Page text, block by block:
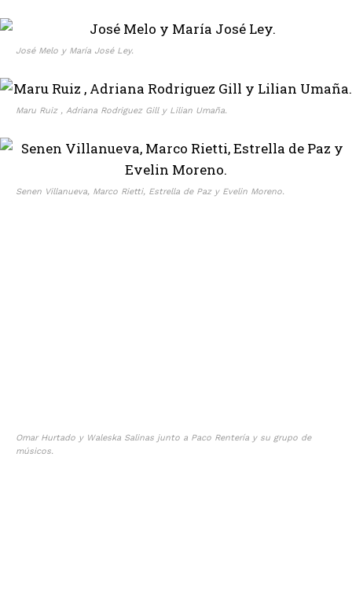
José Melo y María José Ley.
Maru Ruiz , Adriana Rodriguez Gill y Lilian Umaña.
Senen Villanueva, Marco Rietti, Estrella de Paz y Evelin Moreno.
Omar Hurtado y Waleska Salinas junto a Paco Rentería y su grupo de
músicos.